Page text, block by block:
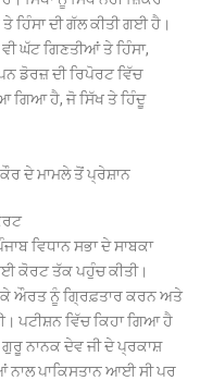
ਹਿੰਸਾ ਦੀ ਗੱਲ ਕੀਤੀ ਗਈ ਹੈ।
ਘੱਟ ਗਿਣਤੀਆਂ ਤੇ ਹਿੰਸਾ,
ਡੋਰਜ਼ ਦੀ ਰਿਪੋਰਟ ਵਿੱਚ
ਗਿਆ ਹੈ, ਜੋ ਸਿੱਖ ਤੇ ਹਿੰਦੂ
ਦੇ ਮਾਮਲੇ ਤੋਂ ਪ੍ਰੇਸ਼ਾਨ
ਵਿਧਾਨ ਸਭਾ ਦੇ ਸਾਬਕਾ
ਕੋਰਟ ਤੱਕ ਪਹੁੰਚ ਕੀਤੀ।
ਔਰਤ ਨੂੰ ਗ੍ਰਿਫ਼ਤਾਰ ਕਰਨ ਅਤੇ
ਪਟੀਸ਼ਨ ਵਿੱਚ ਕਿਹਾ ਗਿਆ ਹੈ
ਨਾਨਕ ਦੇਵ ਜੀ ਦੇ ਪ੍ਰਕਾਸ਼
ਪਾਕਿਸਤਾਨ ਆਈ ਸੀ ਪਰ